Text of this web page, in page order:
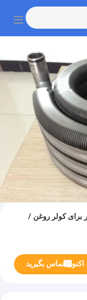
برای کولر روغن /
اکنون تماس بگیرید